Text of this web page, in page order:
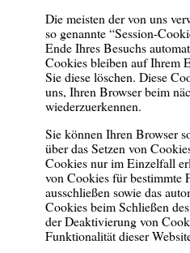
Die meisten der von uns
so genannte “Session-
Ende Ihres Besuchs
Cookies bleiben auf Ihrem
Sie diese löschen. Diese
uns, Ihren Browser beim
wiederzuerkennen.
Sie können Ihren Browser
über das Setzen von
Cookies nur im Einzelfall
von Cookies für bestimmte
ausschließen sowie das
Cookies beim Schließen
der Deaktivierung von
Funktionalität dieser